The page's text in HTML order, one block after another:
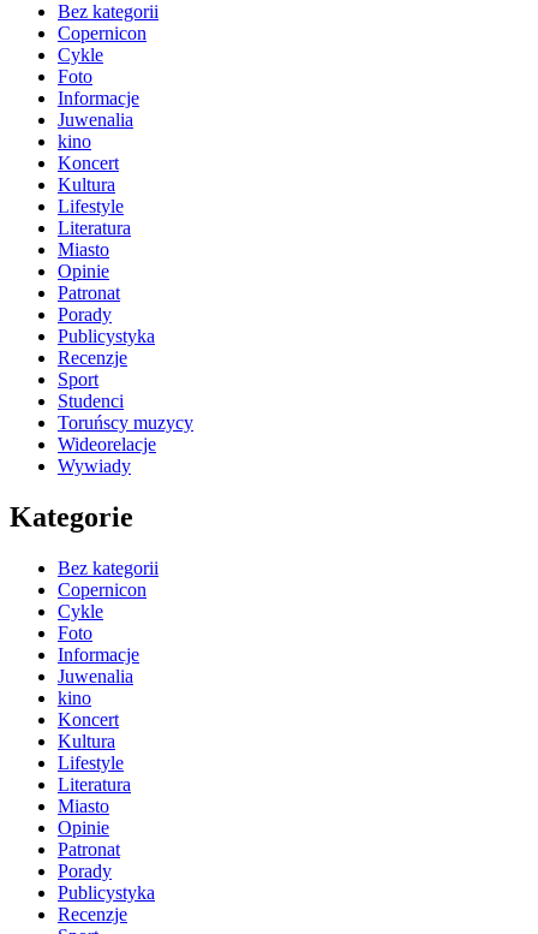
Bez kategorii
Copernicon
Cykle
Foto
Informacje
Juwenalia
kino
Koncert
Kultura
Lifestyle
Literatura
Miasto
Opinie
Patronat
Porady
Publicystyka
Recenzje
Sport
Studenci
Toruńscy muzycy
Wideorelacje
Wywiady
Kategorie
Bez kategorii
Copernicon
Cykle
Foto
Informacje
Juwenalia
kino
Koncert
Kultura
Lifestyle
Literatura
Miasto
Opinie
Patronat
Porady
Publicystyka
Recenzje